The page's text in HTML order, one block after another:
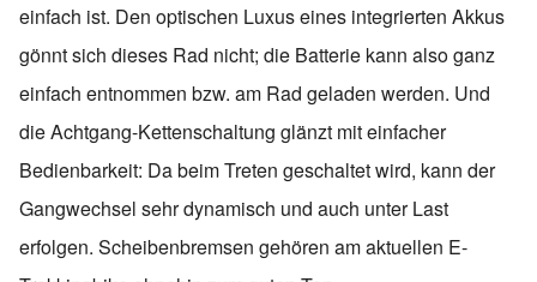
einfach ist. Den optischen Luxus eines integrierten Akkus
gönnt sich dieses Rad nicht; die Batterie kann also ganz
einfach entnommen bzw. am Rad geladen werden. Und
die Achtgang-Kettenschaltung glänzt mit einfacher
Bedienbarkeit: Da beim Treten geschaltet wird, kann der
Gangwechsel sehr dynamisch und auch unter Last
erfolgen. Scheibenbremsen gehören am aktuellen E-